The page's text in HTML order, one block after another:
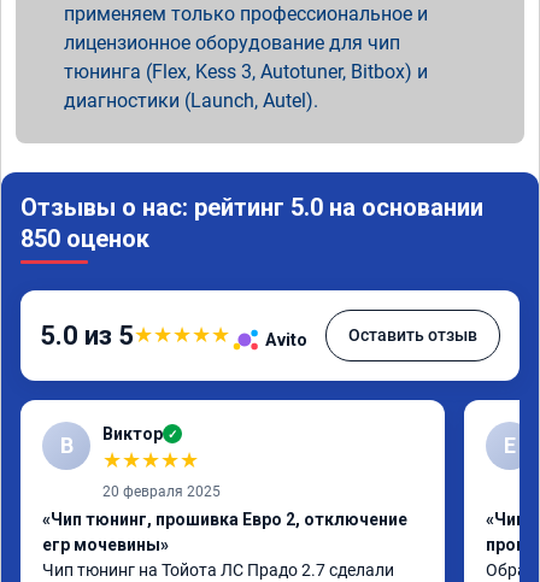
применяем только профессиональное и
лицензионное оборудование для чип
тюнинга (Flex, Kess 3, Autotuner, Bitbox) и
диагностики (Launch, Autel).
Отзывы о нас: рейтинг 5.0 на основании
850 оценок
5.0 из 5★★★★★ Avito Оставить отзыв
В Виктор ✓
★★★★★
20 февраля 2025
«Чип тюнинг, прошивка Евро 2, отключение
егр мочевины»
Чип тюнинг на Тойота ЛС Прадо 2.7 сделали
Е
«Чип